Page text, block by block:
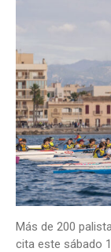
Más de 200
cita este sábado